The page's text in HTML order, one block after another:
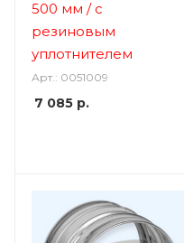
500 мм / с
резиновым
уплотнителем
Арт.: 0051009
7 085 р.